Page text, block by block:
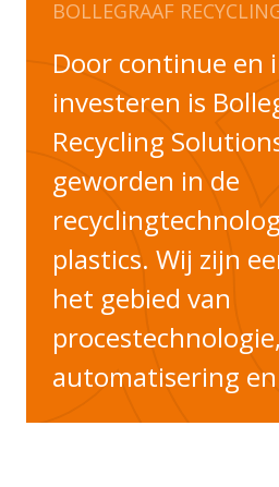
BOLLEGRAAF
Door continue en
investeren is
Recycling
geworden in de
plastics. Wij zijn
het gebied van
procestechnologie,
automatisering